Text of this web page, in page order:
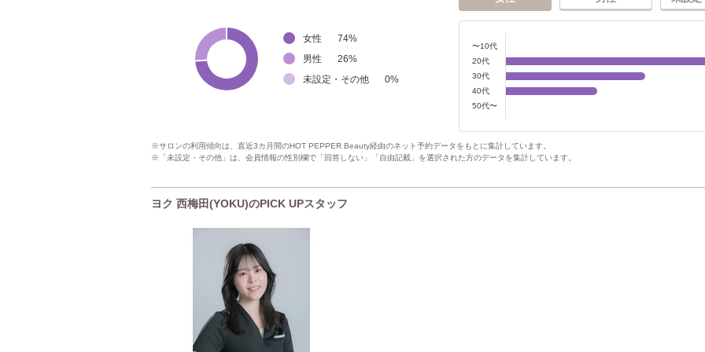
女性 74%
男性
26%
未設定・その他
0%
〜10代
20代
30代
40代
50代〜
※サロンの利用傾向は、直近3カ月間のHOT PEPPER Beauty経由のネット予約データをもとに集計しています。
※「未設定・その他」は、会員情報の性別欄で「回答しない」「自由記載」を選択された方のデータを集計しています。
ヨク 西梅田(YOKU)のPICK UPスタッフ